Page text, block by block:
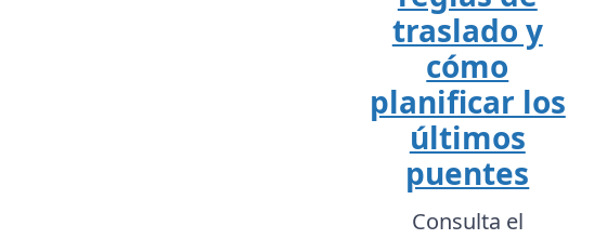
traslado y
cómo
planificar los
últimos
puentes
Consulta el